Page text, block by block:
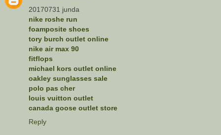
20170731 junda
nike roshe run
foamposite shoes
tory burch outlet online
nike air max 90
fitflops
michael kors outlet online
oakley sunglasses sale
polo pas cher
louis vuitton outlet
canada goose outlet store
Reply